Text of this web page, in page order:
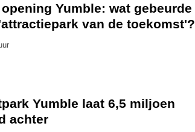
Yumble: wat gebeurde
van de toekomst'?
Yumble laat 6,5 miljoen
achter